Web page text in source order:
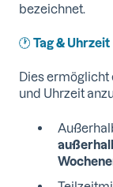
bezeichnet.
🕐 Tag & Uhrzeit
Dies ermöglicht
und Uhrzeit